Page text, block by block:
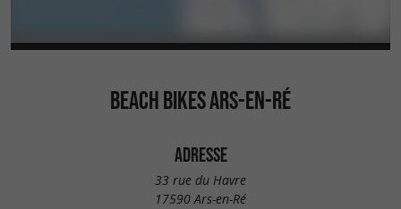
BEACH BIKES ARS-EN-RÉ
ADRESSE
33 rue du Havre
17590 Ars-en-Ré